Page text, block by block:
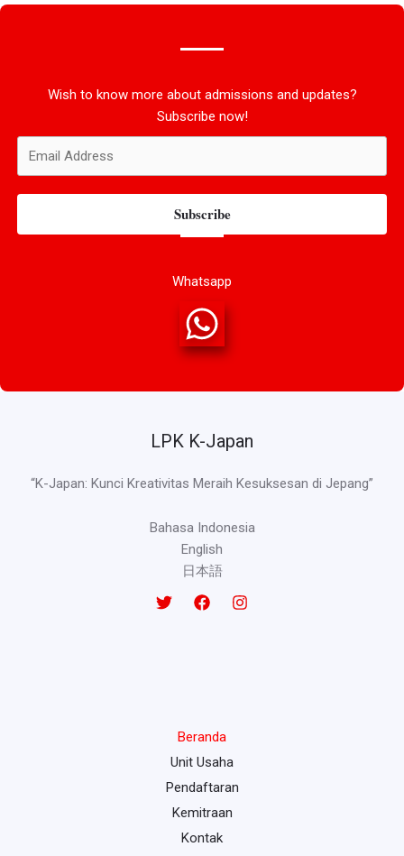
Wish to know more about admissions and updates?
Subscribe now!
Subscribe
Whatsapp
LPK K-Japan
“K-Japan: Kunci Kreativitas Meraih Kesuksesan di Jepang”
Bahasa Indonesia
English
日本語
Beranda
Unit Usaha
Pendaftaran
Kemitraan
Kontak